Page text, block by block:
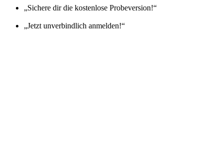
„Sichere dir die kostenlose Probeversion!“
„Jetzt unverbindlich anmelden!“